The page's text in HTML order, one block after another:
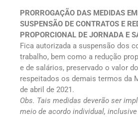
PRORROGAÇÃO DAS MEDIDAS
SUSPENSÃO DE CONTRATOS E
PROPORCIONAL DE JORNADA E
Fica autorizada a suspensão dos
trabalho, bem como a redução
e de salários, preservado o valor
respeitados os demais termos da
de abril de 2021.
Obs. Tais medidas deverão ser
meio de acordo individual,